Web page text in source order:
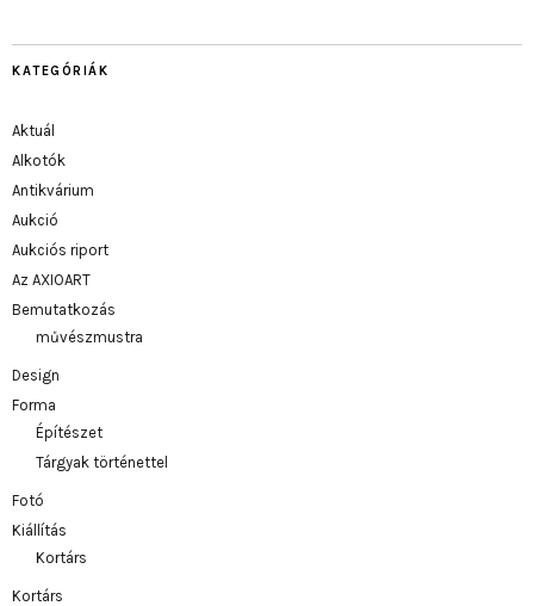
KATEGÓRIÁK
Aktuál
Alkotók
Antikvárium
Aukció
Aukciós riport
Az AXIOART
Bemutatkozás
művészmustra
Design
Forma
Építészet
Tárgyak történettel
Fotó
Kiállítás
Kortárs
Kortárs